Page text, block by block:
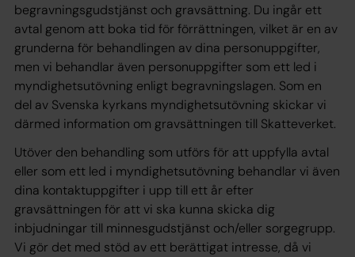
begravningsgudstjänst och gravsättning. Du ingår ett
avtal genom att boka tid för förrättningen, vilket är en av
grunderna för behandlingen av dina personuppgifter,
men vi behandlar även personuppgifter som ett led i
myndighetsutövning enligt begravningslagen. Som en
del av Svenska kyrkans myndighetsutövning skickar vi
därmed information om gravsättningen till Skatteverket.
Utöver den behandling som utförs för att uppfylla avtal
eller som ett led i myndighetsutövning behandlar vi även
dina kontaktuppgifter i upp till ett år efter
gravsättningen för att vi ska kunna skicka dig
inbjudningar till minnesgudstjänst och/eller sorgegrupp.
Vi gör det med stöd av ett berättigat intresse, då vi